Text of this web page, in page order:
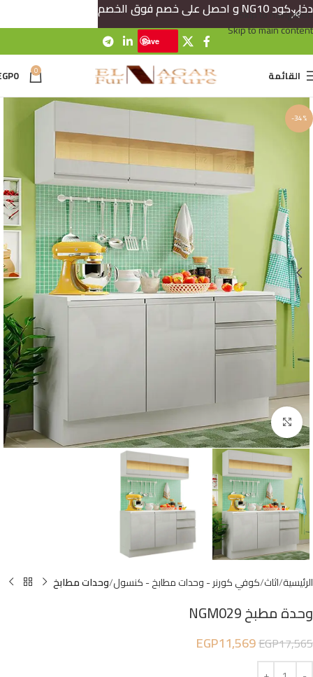
Skip to navigation
Skip to main content
Save
القائمة 0
0
-34%
Click to enlarge
الرئيسية اثاث كوفي كورنر - وحدات مطابخ - كنسول وحدات مطابخ
وحدة مطبخ NGM029
EGP17,565
EGP11,569
دخل كود NG10 و احصل على خصم فوق الخصم